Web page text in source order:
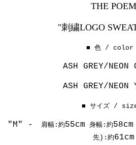
THE POEM
"刺繍LOGO
■ 色 / color
ASH GREY/NEON
ASH GREY/NEON
■ サイズ /
"M" - 肩幅:約55cm 身幅:約58cm
先):約61cm